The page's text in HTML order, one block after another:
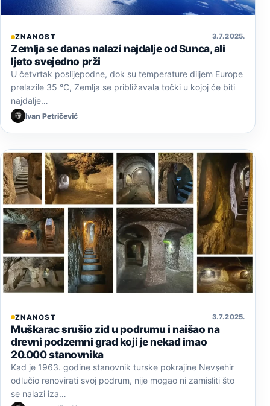
ZNANOST 3. 7. 2025.
Zemlja se danas nalazi najdalje od Sunca, ali
ljeto svejedno prži
U četvrtak poslijepodne, dok su temperature diljem Europe
prelazile 35 °C, Zemlja se približavala točki u kojoj će biti
najdalje…
Ivan Petričević
ZNANOST 3. 7. 2025.
Muškarac srušio zid u podrumu i naišao na
drevni podzemni grad koji je nekad imao
20.000 stanovnika
Kad je 1963. godine stanovnik turske pokrajine Nevşehir
odlučio renovirati svoj podrum, nije mogao ni zamisliti što
se nalazi iza…